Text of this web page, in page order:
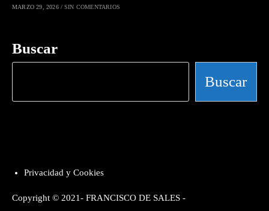
MARZO 29, 2026 / SIN COMENTARIOS
Buscar
Buscar
Privacidad y Cookies
Copyright © 2021- FRANCISCO DE SALES -